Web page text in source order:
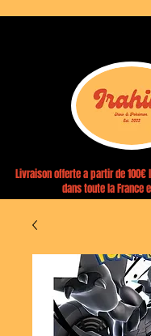
Livraison offerte a partir de
dans toute la France